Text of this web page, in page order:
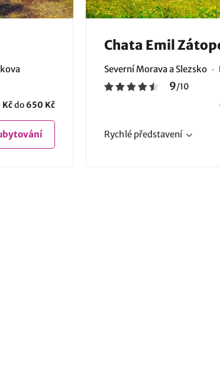
do 650 Kč
Chata Emil
Severní Morava a Slezsko
9/10
Rychlé představení